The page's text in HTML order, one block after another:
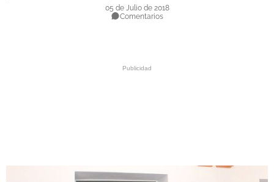
05 de Julio de 2018
Comentarios